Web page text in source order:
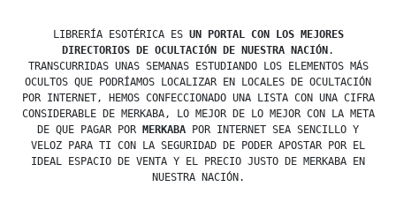
LIBRERÍA ESOTÉRICA ES UN PORTAL CON LOS MEJORES
DIRECTORIOS DE OCULTACIÓN DE NUESTRA NACIÓN .
TRANSCURRIDAS UNAS SEMANAS ESTUDIANDO LOS ELEMENTOS MÁS
OCULTOS QUE PODRÍAMOS LOCALIZAR EN LOCALES DE OCULTACIÓN
POR INTERNET, HEMOS CONFECCIONADO UNA LISTA CON UNA CIFRA
CONSIDERABLE DE MERKABA, LO MEJOR DE LO MEJOR CON LA META
DE QUE PAGAR POR
MERKABA POR INTERNET SEA SENCILLO Y
VELOZ PARA TI CON LA SEGURIDAD DE PODER APOSTAR POR EL
IDEAL ESPACIO DE VENTA Y EL PRECIO JUSTO DE MERKABA EN
NUESTRA NACIÓN.